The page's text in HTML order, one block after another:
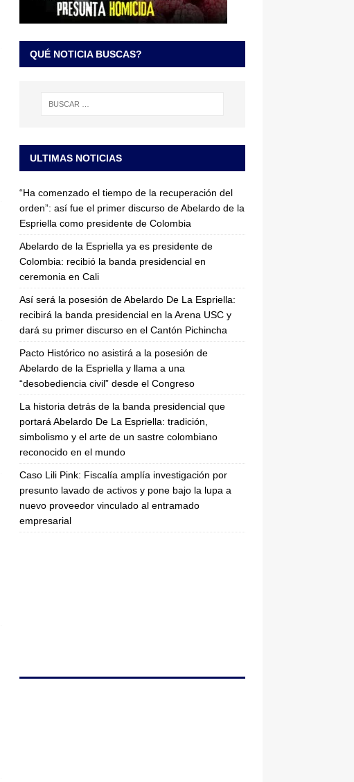
QUÉ NOTICIA BUSCAS?
ULTIMAS NOTICIAS
“Ha comenzado el tiempo de la recuperación del
orden”: así fue el primer discurso de Abelardo de la
Espriella como presidente de Colombia
Abelardo de la Espriella ya es presidente de
Colombia: recibió la banda presidencial en
ceremonia en Cali
Así será la posesión de Abelardo De La Espriella:
recibirá la banda presidencial en la Arena USC y
dará su primer discurso en el Cantón Pichincha
Pacto Histórico no asistirá a la posesión de
Abelardo de la Espriella y llama a una
“desobediencia civil” desde el Congreso
La historia detrás de la banda presidencial que
portará Abelardo De La Espriella: tradición,
simbolismo y el arte de un sastre colombiano
reconocido en el mundo
Caso Lili Pink: Fiscalía amplía investigación por
presunto lavado de activos y pone bajo la lupa a
nuevo proveedor vinculado al entramado
empresarial